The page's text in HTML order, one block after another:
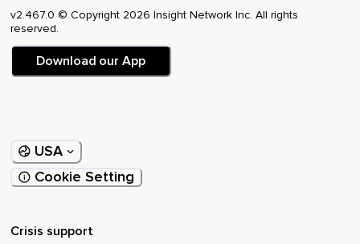
Estudios de neuroimagen han demostrado que las regiones
del cerebro involucradas en el control cognitivo,
Como la corteza prefrontal y las áreas que forman parte del
Que son esenciales para la regulación de las emociones,
Parecen verse muy afectadas por el efecto del estrés.
El control cognitivo y la regulación de las emociones,
v2.467.0 © Copyright 2026 Insight Network Inc. All rights
reserved.
Download our App
USA
Cookie Setting
Crisis support